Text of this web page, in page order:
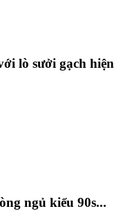
lò sưởi gạch hiện
ngủ kiểu 90s...